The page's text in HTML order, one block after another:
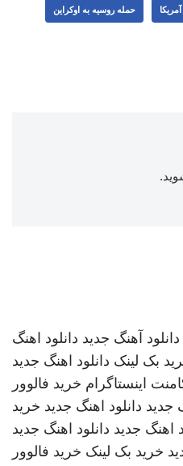
حمله روسیه به اوکراین
.
دانلود آهنگ جدید دانلود اهنگ
بک لینک دانلود اهنگ جدید
اینستاگرام خرید فالوور
جدید دانلود اهنگ جدید خرید
اهنگ جدید دانلود اهنگ جدید
خرید بک لینک خرید فالوور